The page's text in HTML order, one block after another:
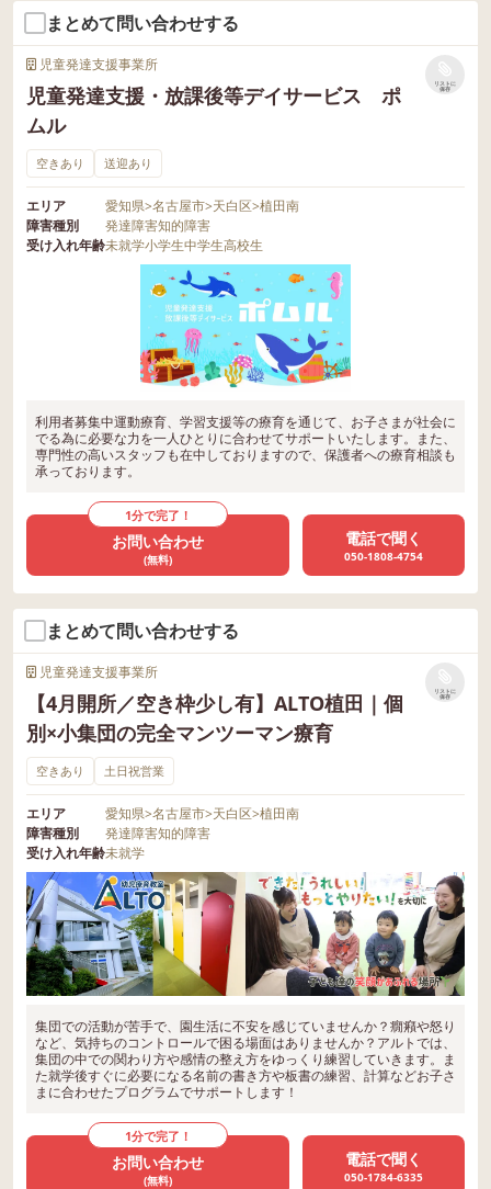
まとめて問い合わせする
児童発達支援事業所
児童発達支援・放課後等デイサービス ポ
ムル
リストに
保存
空きあり 送迎あり
エリア 愛知県>名古屋市>天白区>植田南
障害種別
発達障害知的障害
受け入れ年齢未就学小学生中学生高校生
利用者募集中運動療育、学習支援等の療育を通じて、お子さまが社会に
でる為に必要な力を一人ひとりに合わせてサポートいたします。また、
専門性の高いスタッフも在中しておりますので、保護者への療育相談も
承っております。
1分で完了！
お問い合わせ
(無料)
電話で聞く
050-1808-4754
まとめて問い合わせする
児童発達支援事業所
【4月開所／空き枠少し有】ALTO植田｜個
別×小集団の完全マンツーマン療育
リストに
保存
空きあり 土日祝営業
エリア 愛知県>名古屋市>天白区>植田南
障害種別
発達障害知的障害
受け入れ年齢未就学
集団での活動が苦手で、園生活に不安を感じていませんか？癇癪や怒り
など、気持ちのコントロールで困る場面はありませんか？アルトでは、
集団の中での関わり方や感情の整え方をゆっくり練習していきます。ま
た就学後すぐに必要になる名前の書き方や板書の練習、計算などお子さ
まに合わせたプログラムでサポートします！
1分で完了！
お問い合わせ
(無料)
電話で聞く
050-1784-6335